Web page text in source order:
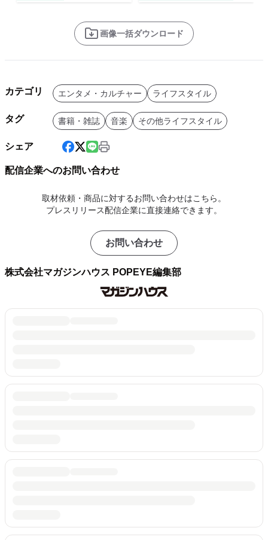
画像一括ダウンロード
カテゴリ エンタメ・カルチャー ライフスタイル
タグ 書籍・雑誌 音楽 その他ライフスタイル
シェア
配信企業へのお問い合わせ
取材依頼・商品に対するお問い合わせはこちら。
プレスリリース配信企業に直接連絡できます。
お問い合わせ
株式会社マガジンハウス POPEYE編集部